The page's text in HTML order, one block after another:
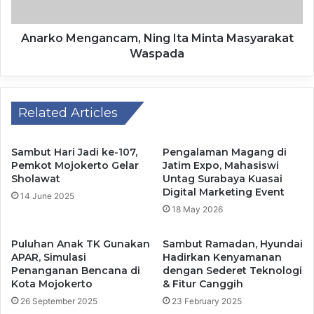
​Peristiwa nahas itu terjadi secara tiba-tiba karena saat
tersengat arus listrik, tubuh Wilda langsung menegang
kaku.
​Secara tak sengaja, korban menyenggol gelas berisi air
​Air yang tumpah tersebut justru memperparah keadaan
karena berfungsi sebagai penghantar listrik tambahan,
sehingga sengatan yang diterima korban menjadi jauh
​Melihat kejadian itu, salah satu temannya segera berusaha
memberikan pertolongan dan berupaya melepaskan Wilda
dari kursi tersebut.
Anarko Mengancam, Ning Ita Minta Masyarakat
Waspada
Related Articles
Sambut Hari Jadi ke-107,
Pemkot Mojokerto Gelar
Sholawat
14 June 2025
Pengalaman Magang di
Jatim Expo, Mahasiswi
Untag Surabaya Kuasai
Digital Marketing Event
18 May 2026
Puluhan Anak TK Gunakan
APAR, Simulasi
Penanganan Bencana di
Kota Mojokerto
26 September 2025
Sambut Ramadan, Hyundai
Hadirkan Kenyamanan
dengan Sederet Teknologi
& Fitur Canggih
23 February 2025